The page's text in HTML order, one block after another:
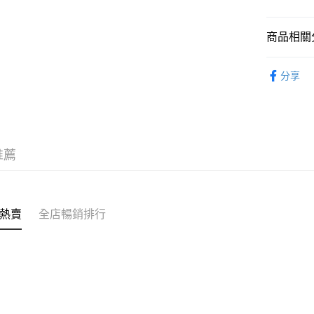
時內將付
截圖並
送貨方式
物流公司
商品相關
分享
薦
賣 全店暢銷排行